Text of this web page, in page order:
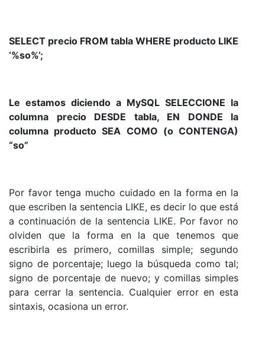
SELECT precio FROM tabla WHERE producto LIKE
‘%so%’;
Le estamos diciendo a MySQL SELECCIONE la
columna precio DESDE tabla, EN DONDE la
columna producto SEA COMO (o CONTENGA)
“so”
Por favor tenga mucho cuidado en la forma en la
que escriben la sentencia LIKE, es decir lo que está
a continuación de la sentencia LIKE. Por favor no
olviden que la forma en la que tenemos que
escribirla es primero, comillas simple; segundo
signo de porcentaje; luego la búsqueda como tal;
signo de porcentaje de nuevo; y comillas simples
para cerrar la sentencia. Cualquier error en esta
sintaxis, ocasiona un error.